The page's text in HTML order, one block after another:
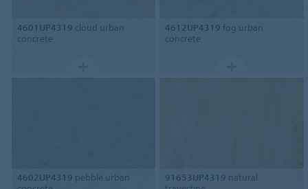
4601UP4319 cloud urban
concrete
4612UP4319 fog urban
concrete
4602UP4319 pebble urban
91653UP4319 natural